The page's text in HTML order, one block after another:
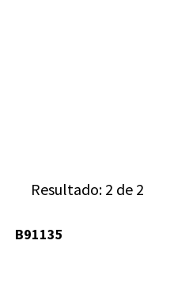
Resultado: 2 de 2
B91135